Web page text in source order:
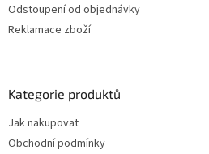
Odstoupení od objednávky
Reklamace zboží
Kategorie produktů
Jak nakupovat
Obchodní podmínky